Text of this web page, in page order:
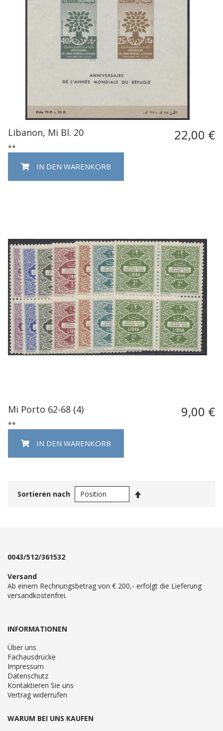
Libanon, Mi Bl. 20 22,00 €
**
IN DEN WARENKORB
Mi Porto 62-68 (4) 9,00 €
**
IN DEN WARENKORB
Sortieren nach
0043/512/361532
Versand
Ab einem Rechnungsbetrag von € 200,- erfolgt die Lieferung
versandkostenfrei.
INFORMATIONEN
Über uns
Fachausdrücke
Impressum
Datenschutz
Kontaktieren Sie uns
Vertrag widerrufen
WARUM BEI UNS KAUFEN